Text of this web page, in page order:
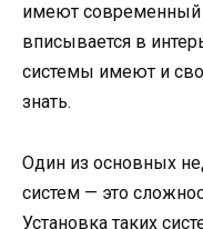
имеют современный
вписывается в
системы имеют и
знать.
Один из основных
систем — это
Установка таких